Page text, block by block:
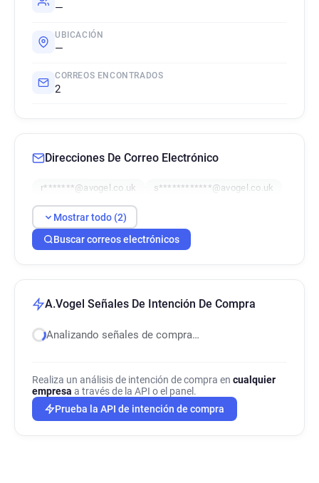
—
UBICACIÓN
—
CORREOS ENCONTRADOS
2
Direcciones De Correo Electrónico
r*******@avogel.co.uk s************@avogel.co.uk
Mostrar todo (2)
Buscar correos electrónicos
A.Vogel Señales De Intención De Compra
Analizando señales de compra…
Realiza un análisis de intención de compra en cualquier
empresa a través de la API o el panel.
Prueba la API de intención de compra